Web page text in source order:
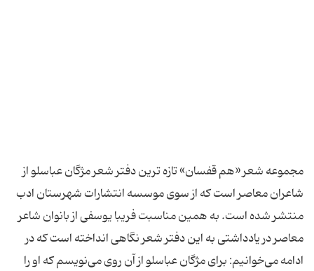
مجموعه شعر «هم قفسان» تازه ترین دفتر شعر مژگان عباسلو از
شاعران معاصر است که از سوی موسسه انتشارات شهرستان ادب
منتشر شده است. به همین مناسبت فریبا یوسفی از بانوان شاعر
معاصر در یادداشتی به این دفتر شعر نگاهی انداخته است که در
ادامه می‌خوانیم: برای مژگان عباسلو از آن روی می‌نویسم که او را